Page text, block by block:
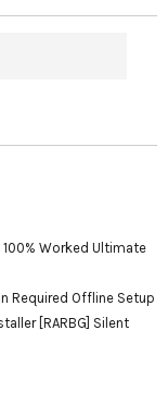
Worked Ultimate
Required Offline Setup
[RARBG] Silent